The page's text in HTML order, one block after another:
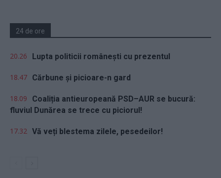
24 de ore
20.26 Lupta politicii românești cu prezentul
18.47 Cărbune și picioare-n gard
18.09
Coaliția antieuropeană PSD–AUR se bucură:
fluviul Dunărea se trece cu piciorul!
17.32 Vă veți blestema zilele, pesedeilor!